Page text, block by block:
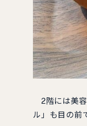
2階には美容
ル」も目の前